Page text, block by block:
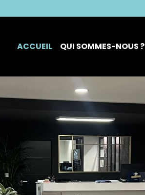
ACCUEIL QUI SOMMES-NOUS ?